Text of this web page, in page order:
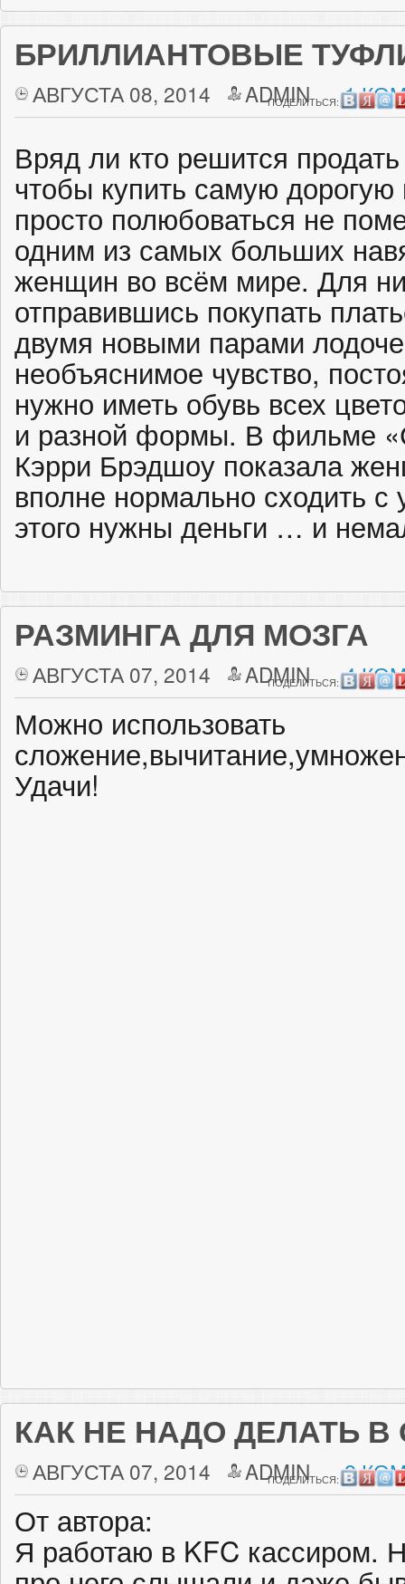
БРИЛЛИАНТОВЫЕ
АВГУСТА 08, 2014 ADMIN 1
ПОДЕЛИТЬСЯ:
Вряд ли кто решится
чтобы купить самую
просто полюбоваться не
одним из самых больших
женщин во всём мире. Для
отправившись покупать
двумя новыми парами
необъяснимое чувство,
нужно иметь обувь всех
и разной формы. В фильме
Кэрри Брэдшоу показала
вполне нормально сходить
этого нужны деньги … и
РАЗМИНГА ДЛЯ МОЗГА
АВГУСТА 07, 2014 ADMIN 4
ПОДЕЛИТЬСЯ:
Можно использовать
Удачи!
КАК НЕ НАДО ДЕЛАТЬ
АВГУСТА 07, 2014 ADMIN 2
ПОДЕЛИТЬСЯ:
От автора:
Я работаю в KFC кассиром.